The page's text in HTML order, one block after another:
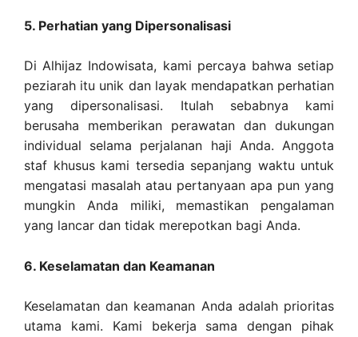
5. Perhatian yang Dipersonalisasi
Di Alhijaz Indowisata, kami percaya bahwa setiap
peziarah itu unik dan layak mendapatkan perhatian
yang dipersonalisasi. Itulah sebabnya kami
berusaha memberikan perawatan dan dukungan
individual selama perjalanan haji Anda. Anggota
staf khusus kami tersedia sepanjang waktu untuk
mengatasi masalah atau pertanyaan apa pun yang
mungkin Anda miliki, memastikan pengalaman
yang lancar dan tidak merepotkan bagi Anda.
6. Keselamatan dan Keamanan
Keselamatan dan keamanan Anda adalah prioritas
utama kami. Kami bekerja sama dengan pihak